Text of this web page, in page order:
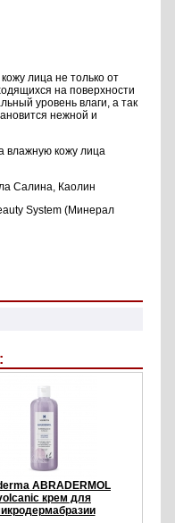
лица не только от
на поверхности
уровень влаги, а так
нежной и
влажную кожу лица
Салина, Каолин
System (Минерал
ABRADERMOL
крем для